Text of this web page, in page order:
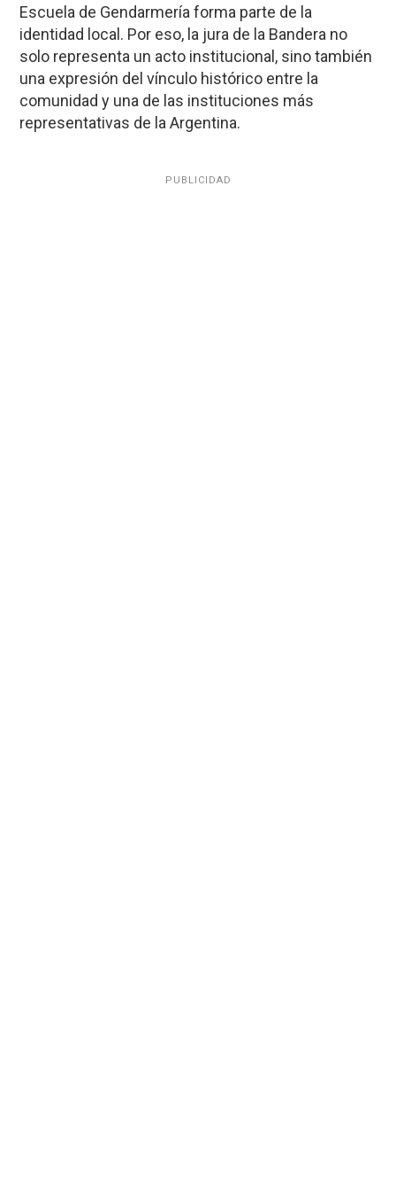
Escuela de Gendarmería forma parte de la
identidad local. Por eso, la jura de la Bandera no
solo representa un acto institucional, sino también
una expresión del vínculo histórico entre la
comunidad y una de las instituciones más
representativas de la Argentina.
PUBLICIDAD